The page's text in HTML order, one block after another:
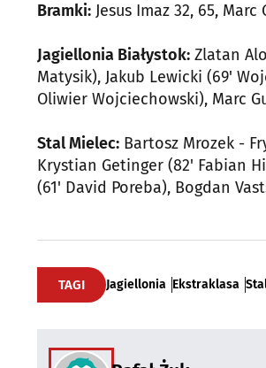
Bramki: Jesus Imaz 32, 65, Marc
Jagiellonia Białystok: Zlatan
Matysik), Jakub Lewicki (69'
Oliwier Wojciechowski), Marc
Stal Mielec: Bartosz Mrozek -
Krystian Getinger (82' Fabian
(61' David Poreba), Bogdan
TAGI Jagiellonia Ekstraklasa